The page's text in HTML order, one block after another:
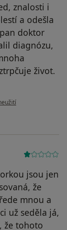
znalosti i
a odešla
doktor
diagnózu,
život.
uživatele Pavlína
jsou jen
že
mnou a
už seděla já,
že tohoto